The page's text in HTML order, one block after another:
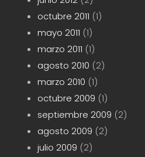
octubre 2011 (1)
mayo 2011 (1)
marzo 2011 (1)
agosto 2010 (2)
marzo 2010 (1)
octubre 2009 (1)
septiembre 2009 (2)
agosto 2009 (2)
julio 2009 (2)